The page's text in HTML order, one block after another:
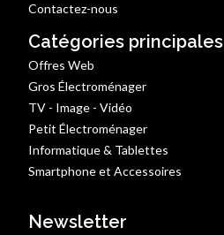
Contactez-nous
Catégories principales
Offres Web
Gros Électroménager
TV - Image - Vidéo
Petit Électroménager
Informatique & Tablettes
Smartphone et Accessoires
Newsletter